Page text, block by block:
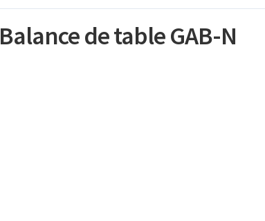
Balance de table GAB-N